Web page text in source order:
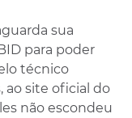
sua
para poder
técnico
ao site oficial do
não escondeu